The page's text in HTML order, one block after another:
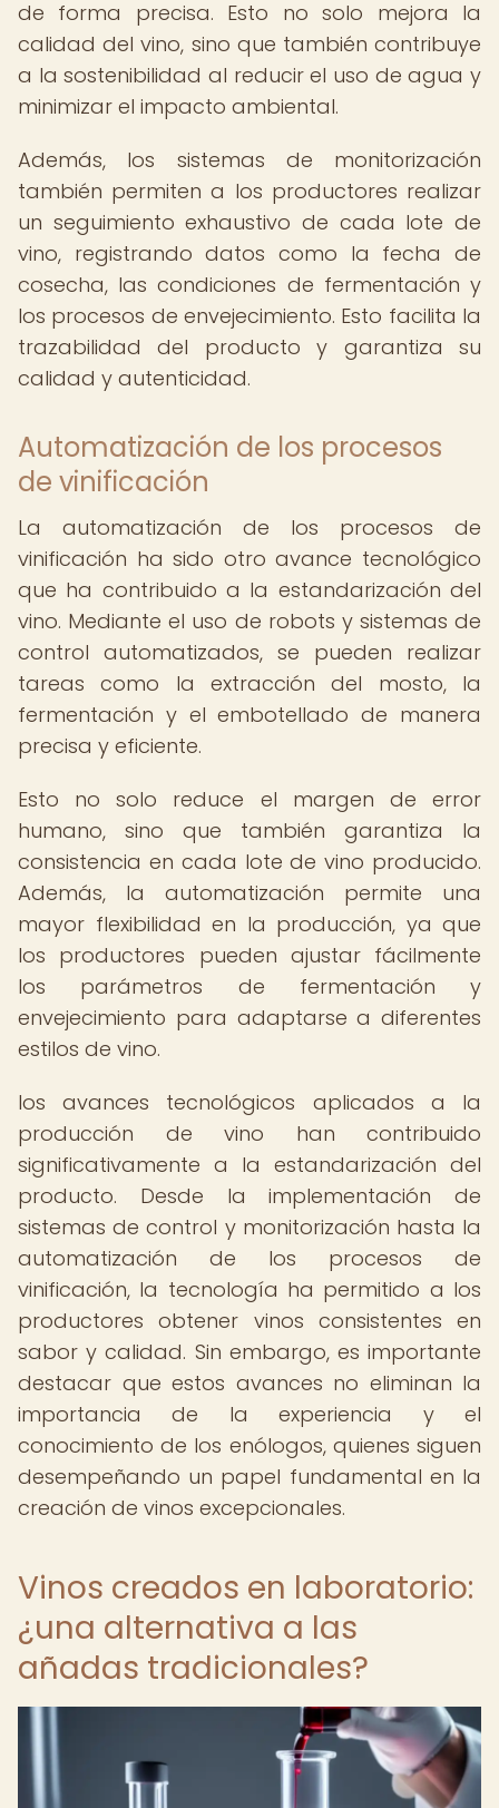
de forma precisa. Esto no solo mejora la
calidad del vino, sino que también contribuye
a la sostenibilidad al reducir el uso de agua y
minimizar el impacto ambiental.
Además, los sistemas de monitorización
también permiten a los productores realizar
un seguimiento exhaustivo de cada lote de
vino, registrando datos como la fecha de
cosecha, las condiciones de fermentación y
los procesos de envejecimiento. Esto facilita la
trazabilidad del producto y garantiza su
calidad y autenticidad.
Automatización de los procesos
de vinificación
La automatización de los procesos de
vinificación ha sido otro avance tecnológico
que ha contribuido a la estandarización del
vino. Mediante el uso de robots y sistemas de
control automatizados, se pueden realizar
tareas como la extracción del mosto, la
fermentación y el embotellado de manera
precisa y eficiente.
Esto no solo reduce el margen de error
humano, sino que también garantiza la
consistencia en cada lote de vino producido.
Además, la automatización permite una
mayor flexibilidad en la producción, ya que
los productores pueden ajustar fácilmente
los parámetros de fermentación y
envejecimiento para adaptarse a diferentes
estilos de vino.
los avances tecnológicos aplicados a la
producción de vino han contribuido
significativamente a la estandarización del
producto. Desde la implementación de
sistemas de control y monitorización hasta la
automatización de los procesos de
vinificación, la tecnología ha permitido a los
productores obtener vinos consistentes en
sabor y calidad. Sin embargo, es importante
destacar que estos avances no eliminan la
importancia de la experiencia y el
conocimiento de los enólogos, quienes siguen
desempeñando un papel fundamental en la
creación de vinos excepcionales.
Vinos creados en laboratorio:
¿una alternativa a las
añadas tradicionales?